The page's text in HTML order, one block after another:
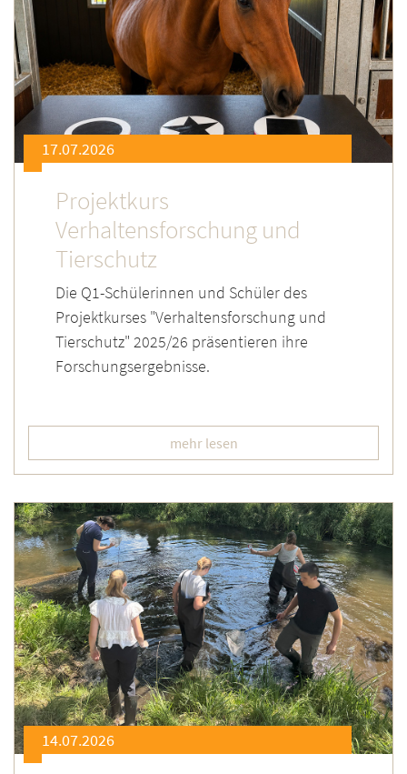
17.07.2026
Projektkurs
Verhaltensforschung und
Tierschutz
Die Q1-Schülerinnen und Schüler des
Projektkurses "Verhaltensforschung und
Tierschutz" 2025/26 präsentieren ihre
Forschungsergebnisse.
mehr lesen
14.07.2026